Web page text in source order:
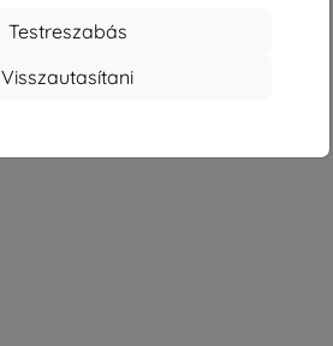
Testreszabás
Visszautasítani